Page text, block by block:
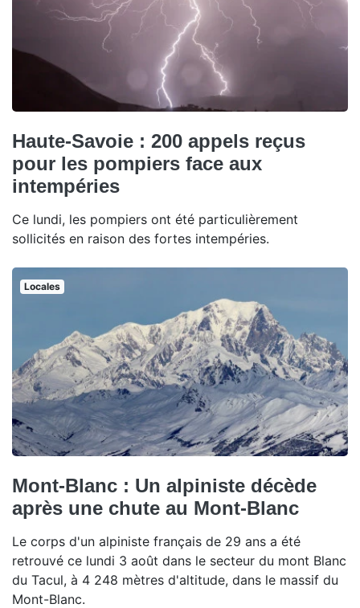
Haute-Savoie : 200 appels reçus
pour les pompiers face aux
intempéries
Ce lundi, les pompiers ont été particulièrement
sollicités en raison des fortes intempéries.
Locales
Mont-Blanc : Un alpiniste décède
après une chute au Mont-Blanc
Le corps d'un alpiniste français de 29 ans a été
retrouvé ce lundi 3 août dans le secteur du mont Blanc
du Tacul, à 4 248 mètres d'altitude, dans le massif du
Mont-Blanc.